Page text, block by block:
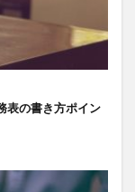
表の書き方ポイン